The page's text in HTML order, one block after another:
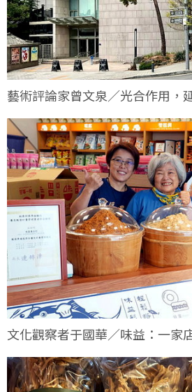
藝術評論家曾文泉／光合作用，
文化觀察者于國華／味益：一家